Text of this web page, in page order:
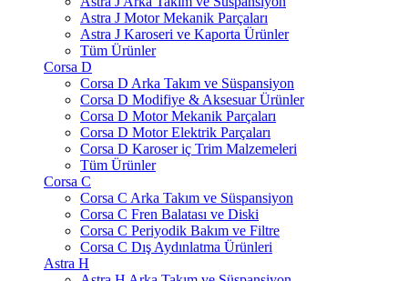
Astra J Motor Mekanik Parçaları
Astra J Karoseri ve Kaporta Ürünler
Tüm Ürünler
Corsa D
Corsa D Arka Takım ve Süspansiyon
Corsa D Modifiye & Aksesuar Ürünler
Corsa D Motor Mekanik Parçaları
Corsa D Motor Elektrik Parçaları
Corsa D Karoser iç Trim Malzemeleri
Tüm Ürünler
Corsa C
Corsa C Arka Takım ve Süspansiyon
Corsa C Fren Balatası ve Diski
Corsa C Periyodik Bakım ve Filtre
Corsa C Dış Aydınlatma Ürünleri
Astra H